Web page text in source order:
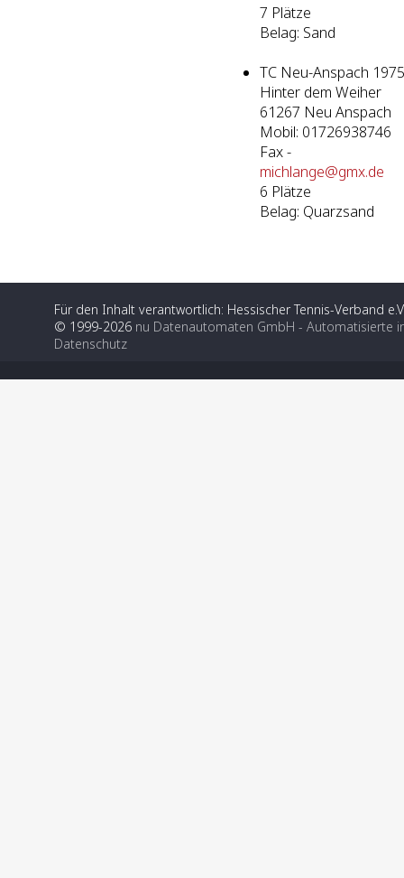
7 Plätze
Belag: Sand
TC Neu-Anspach 1975
Hinter dem Weiher
61267 Neu Anspach
Mobil: 01726938746
Fax -
michlange@gmx.de
6 Plätze
Belag: Quarzsand
Für den Inhalt verantwortlich: Hessischer Tennis-Verband
© 1999-2026 nu Datenautomaten GmbH - Automatisierte
Datenschutz